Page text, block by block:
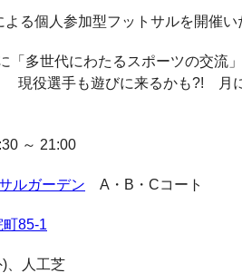
る個人参加型フットサルを開催い
「多世代にわたるスポーツの交
現役選手も遊びに来るかも?! 月
～ 21:00
ルガーデン A・B・Cコート
町85-1
、人工芝